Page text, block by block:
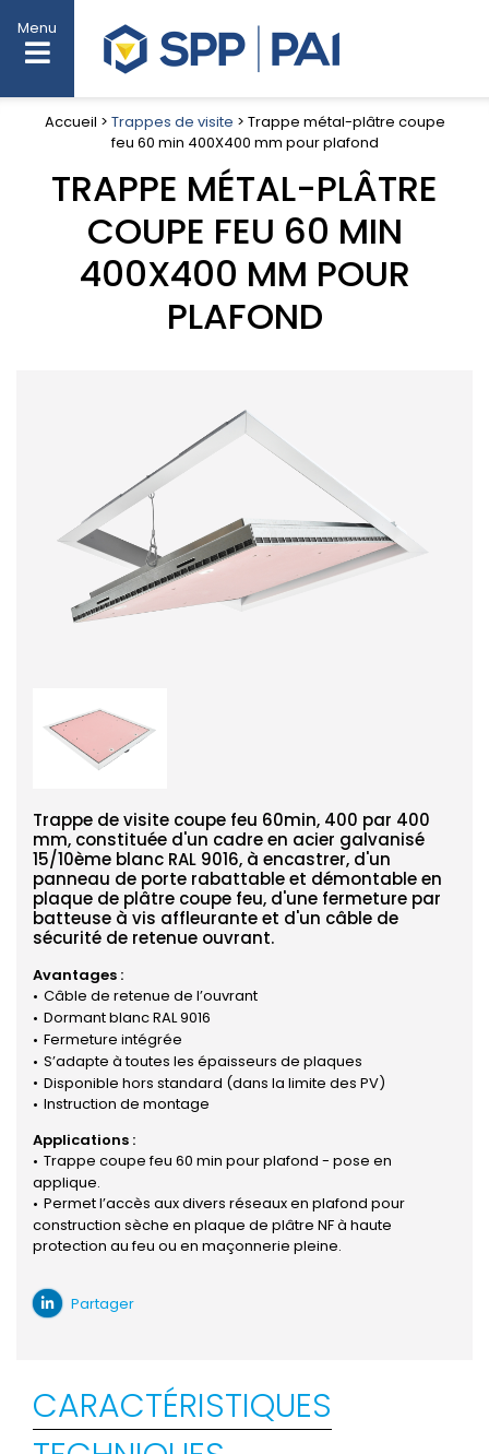
Menu
Accueil > Trappes de visite > Trappe métal-plâtre coupe
feu 60 min 400X400 mm pour plafond
TRAPPE MÉTAL-PLÂTRE
COUPE FEU 60 MIN
400X400 MM POUR
PLAFOND
Trappe de visite coupe feu 60min, 400 par 400
mm, constituée d'un cadre en acier galvanisé
15/10ème blanc RAL 9016, à encastrer, d'un
panneau de porte rabattable et démontable en
plaque de plâtre coupe feu, d'une fermeture par
batteuse à vis affleurante et d'un câble de
sécurité de retenue ouvrant.
Avantages :
Câble de retenue de l’ouvrant
Dormant blanc RAL 9016
Fermeture intégrée
S’adapte à toutes les épaisseurs de plaques
Disponible hors standard (dans la limite des PV)
Instruction de montage
Applications :
Trappe coupe feu 60 min pour plafond - pose en
applique.
Permet l’accès aux divers réseaux en plafond pour
construction sèche en plaque de plâtre NF à haute
protection au feu ou en maçonnerie pleine.
Partager
CARACTÉRISTIQUES